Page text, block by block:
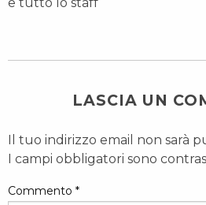
LASCIA UN
Il tuo indirizzo email non sarà
I campi obbligatori sono
Commento *